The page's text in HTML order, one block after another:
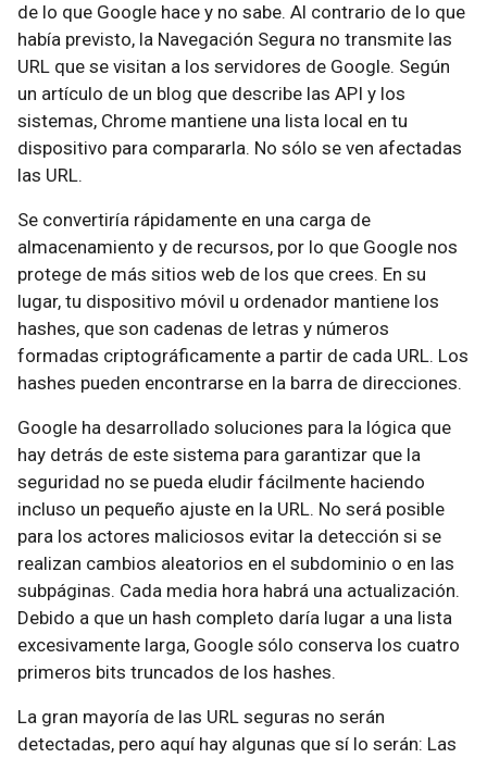
de lo que Google hace y no sabe. Al contrario de lo que
había previsto, la Navegación Segura no transmite las
URL que se visitan a los servidores de Google. Según
un artículo de un blog que describe las API y los
sistemas, Chrome mantiene una lista local en tu
dispositivo para compararla. No sólo se ven afectadas
las URL.
Se convertiría rápidamente en una carga de
almacenamiento y de recursos, por lo que Google nos
protege de más sitios web de los que crees. En su
lugar, tu dispositivo móvil u ordenador mantiene los
hashes, que son cadenas de letras y números
formadas criptográficamente a partir de cada URL. Los
hashes pueden encontrarse en la barra de direcciones.
Google ha desarrollado soluciones para la lógica que
hay detrás de este sistema para garantizar que la
seguridad no se pueda eludir fácilmente haciendo
incluso un pequeño ajuste en la URL. No será posible
para los actores maliciosos evitar la detección si se
realizan cambios aleatorios en el subdominio o en las
subpáginas. Cada media hora habrá una actualización.
Debido a que un hash completo daría lugar a una lista
excesivamente larga, Google sólo conserva los cuatro
primeros bits truncados de los hashes.
La gran mayoría de las URL seguras no serán
detectadas, pero aquí hay algunas que sí lo serán: Las